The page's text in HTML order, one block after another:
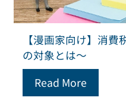
【漫画家向け】消
の対象とは～
Read More